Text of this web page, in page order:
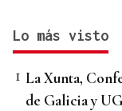
Lo más visto
La Xunta,
de Galicia y